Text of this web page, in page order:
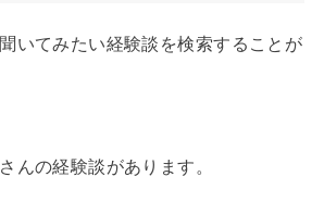
いてみたい経験談を検索することが
んの経験談があります。